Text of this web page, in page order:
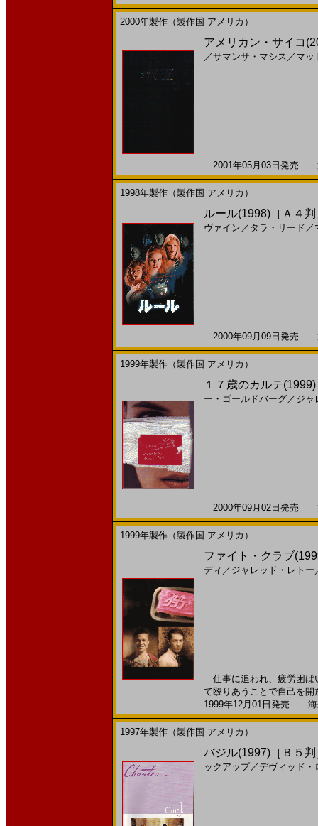
2000年製作（製作国 アメリカ）
アメリカン・サイコ
／サマンサ・マシス ／ マッ
2001年05月03日発売
1998年製作（製作国 アメリカ）
ルール(1998)［Ａ４判
ヴァイン ／ タラ・リード ／
2000年09月09日発売
1999年製作（製作国 アメリカ）
１７歳のカルテ
ー・ゴールドバーグ／ ジャ
2000年09月02日発売
1999年製作（製作国 アメリカ）
ファイト・クラブ
ディ ／ ジャレッド・レトー
仕事に追われ、疲労困ぱ
て殴りあうことで自己を
1999年12月01日発売 海
1997年製作（製作国 アメリカ）
バジル(1997)［Ｂ５判
ックアップ／デヴィッド・